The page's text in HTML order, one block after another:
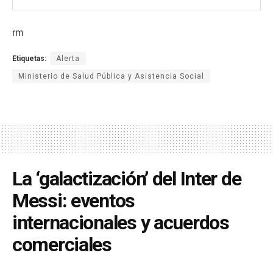
rm
Etiquetas: Alerta
Ministerio de Salud Pública y Asistencia Social
La ‘galactización’ del Inter de
Messi: eventos
internacionales y acuerdos
comerciales